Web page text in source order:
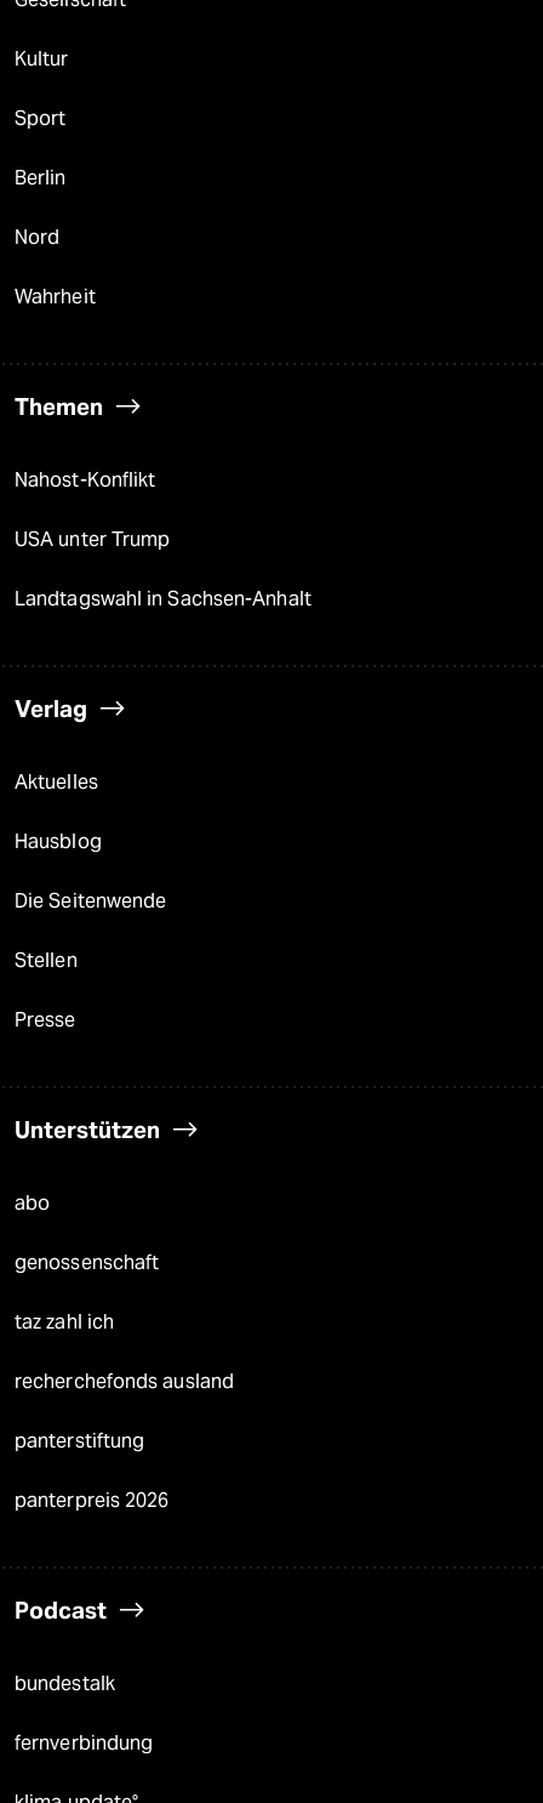
Kultur
Sport
Berlin
Nord
Wahrheit
Themen
Nahost-Konflikt
USA unter Trump
Landtagswahl in Sachsen-Anhalt
Verlag
Aktuelles
Hausblog
Die Seitenwende
Stellen
Presse
Unterstützen
abo
genossenschaft
taz zahl ich
recherchefonds ausland
panterstiftung
panterpreis 2026
Podcast
bundestalk
fernverbindung